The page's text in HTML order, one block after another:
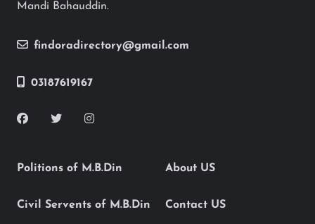
Mandi Bahauddin.
findoradirectory@gmail.com
03187619167
Politions of M.B.Din
Civil Servents of M.B.Din
About US
Contact US